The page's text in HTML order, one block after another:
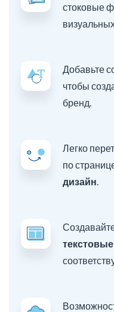
стоковые
Добавьте
чтобы
бренд.
Легко
по
дизайн